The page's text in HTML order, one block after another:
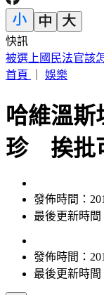
快訊
「觀汝似有瘋症」
首頁
娛樂
哈維溫斯
珍 挨批
發佈時間：
最後更新時間
發佈時間：
最後更新時間